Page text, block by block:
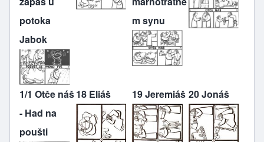
potoka
Jabok
m synu
1/1 Otče náš
- Had na
poušti
18 Eliáš 19 Jeremiáš 20 Jonáš